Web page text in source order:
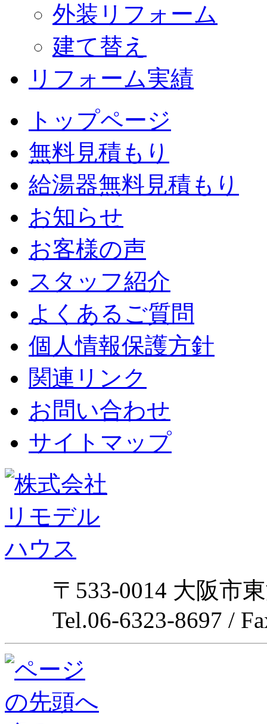
外装リフォーム
建て替え
リフォーム実績
トップページ
無料見積もり
給湯器無料見積もり
お知らせ
お客様の声
スタッフ紹介
よくあるご質問
個人情報保護方針
関連リンク
お問い合わせ
サイトマップ
〒533-0014 大阪市
Tel.06-6323-8697 /